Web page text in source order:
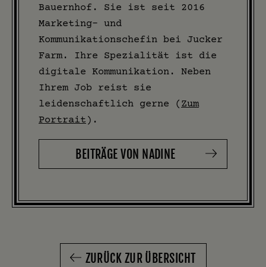
Bauernhof. Sie ist seit 2016
Marketing- und
Kommunikationschefin bei Jucker
Farm. Ihre Spezialität ist die
digitale Kommunikation. Neben
Ihrem Job reist sie
leidenschaftlich gerne ( Zum
Portrait ).
BEITRÄGE VON NADINE
ZURÜCK ZUR ÜBERSICHT